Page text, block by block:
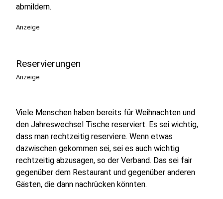
abmildern.
Anzeige
Reservierungen
Anzeige
Viele Menschen haben bereits für Weihnachten und
den Jahreswechsel Tische reserviert. Es sei wichtig,
dass man rechtzeitig reserviere. Wenn etwas
dazwischen gekommen sei, sei es auch wichtig
rechtzeitig abzusagen, so der Verband. Das sei fair
gegenüber dem Restaurant und gegenüber anderen
Gästen, die dann nachrücken könnten.